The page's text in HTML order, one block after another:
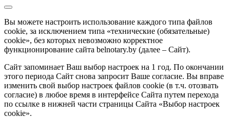
Вы можете настроить использование каждого типа файлов
cookie, за исключением типа «технические (обязательные)
cookie», без которых невозможно корректное
функционирование сайта belnotary.by (далее – Сайт).
Сайт запоминает Ваш выбор настроек на 1 год. По окончании
этого периода Сайт снова запросит Ваше согласие. Вы вправе
изменить свой выбор настроек файлов cookie (в т.ч. отозвать
согласие) в любое время в интерфейсе Сайта путем перехода
по ссылке в нижней части страницы Сайта «Выбор настроек
cookie».